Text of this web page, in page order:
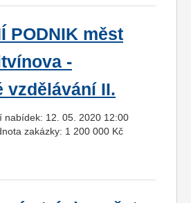
PODNIK měst
-
vzdělávání II.
nabídek: 12. 05. 2020 12:00
zakázky: 1 200 000 Kč